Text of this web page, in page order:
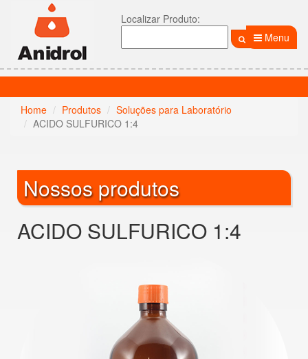
Localizar Produto:
Menu
Home Produtos
Soluções para Laboratório
ACIDO SULFURICO 1:4
Nossos produtos
ACIDO SULFURICO 1:4